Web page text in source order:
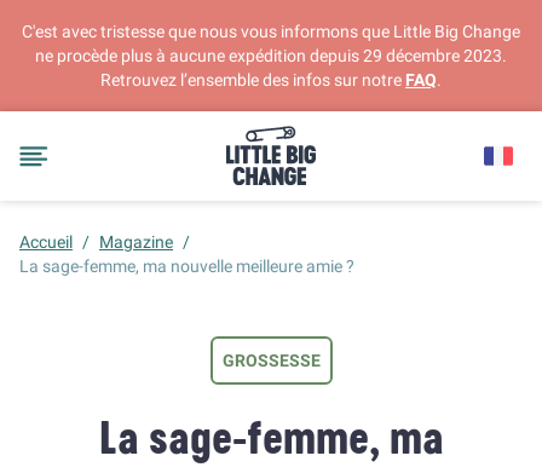
C'est avec tristesse que nous vous informons que Little Big Change
ne procède plus à aucune expédition depuis 29 décembre 2023.
Retrouvez l’ensemble des infos sur notre FAQ.
Accueil / Magazine /
La sage-femme, ma nouvelle meilleure amie ?
GROSSESSE
La sage-femme, ma